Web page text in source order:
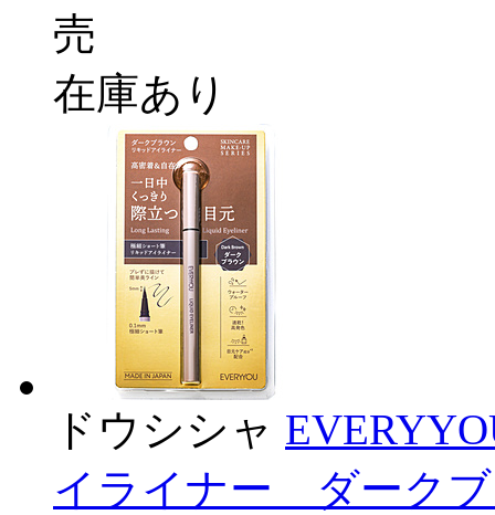
売
在庫あり
ドウシシャ
イライナー ダークブ